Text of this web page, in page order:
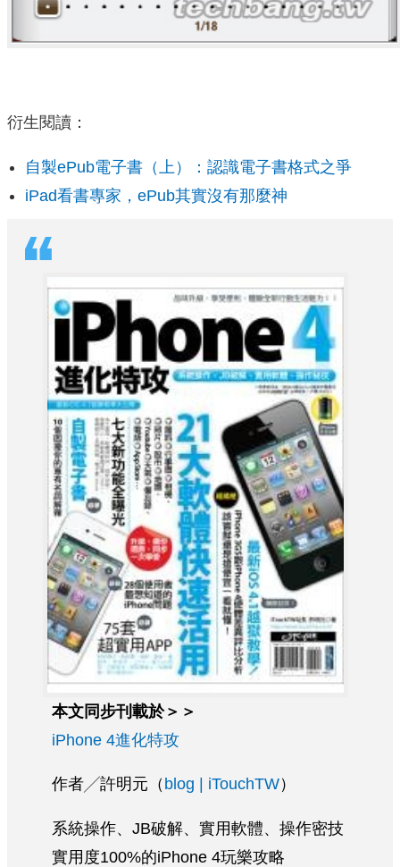
衍生閱讀：
自製ePub電子書（上）：認識電子書格式之爭
iPad看書專家，ePub其實沒有那麼神
本文同步刊載於＞＞
iPhone 4進化特攻
作者╱許明元（ blog | iTouchTW）
系統操作、JB破解、實用軟體、操作密技
實用度100%的iPhone 4玩樂攻略